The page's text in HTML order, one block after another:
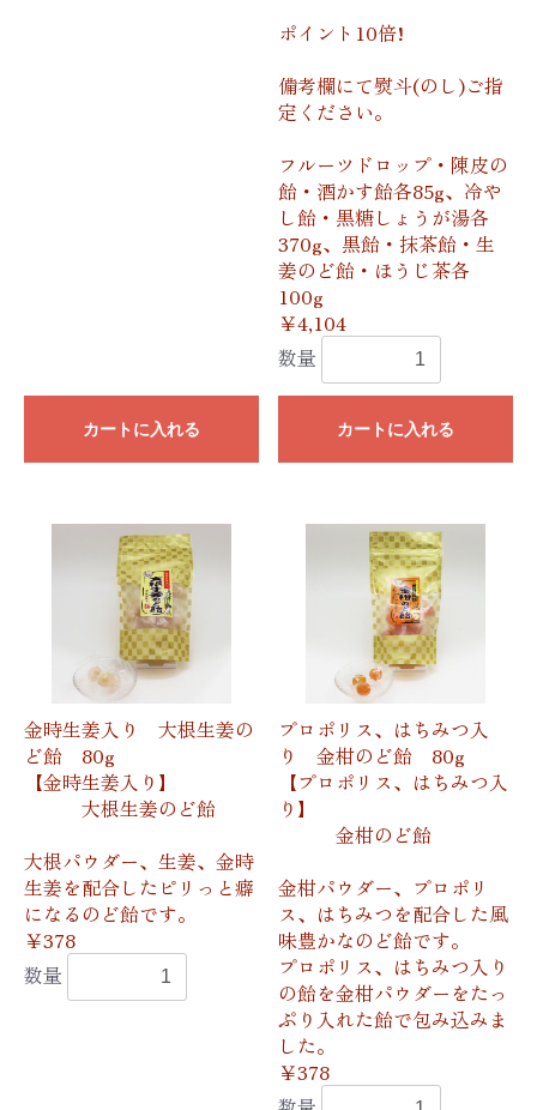
カートに入れる
ポイント10倍!
備考欄にて熨斗(のし)ご指
定ください。
フルーツドロップ・陳皮の
飴・酒かす飴各85g、冷や
し飴・黒糖しょうが湯各
370g、黒飴・抹茶飴・生
姜のど飴・ほうじ茶各
100g
￥4,104
数量
カートに入れる
金時生姜入り 大根生姜の
ど飴 80g
【金時生姜入り】
大根生姜のど飴
大根パウダー、生姜、金時
生姜を配合したピリっと癖
になるのど飴です。
￥378
数量
プロポリス、はちみつ入
り 金柑のど飴 80g
【プロポリス、はちみつ入
り】
金柑のど飴
金柑パウダー、プロポリ
ス、はちみつを配合した風
味豊かなのど飴です。
プロポリス、はちみつ入り
の飴を金柑パウダーをたっ
ぷり入れた飴で包み込みま
した。
￥378